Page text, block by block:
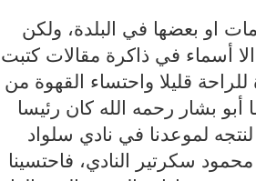
او بعضها في البلدة، ولكن
أسماء في ذاكرة مقالات كتبت
قليلا واحتساء القهوة من
أبو بشار رحمه الله كان رئيسا
لموعدنا في نادي سلواد
سكرتير النادي، فاحتسينا